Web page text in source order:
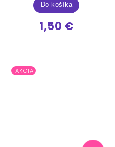
1,50 €
Do košíka
AKCIA